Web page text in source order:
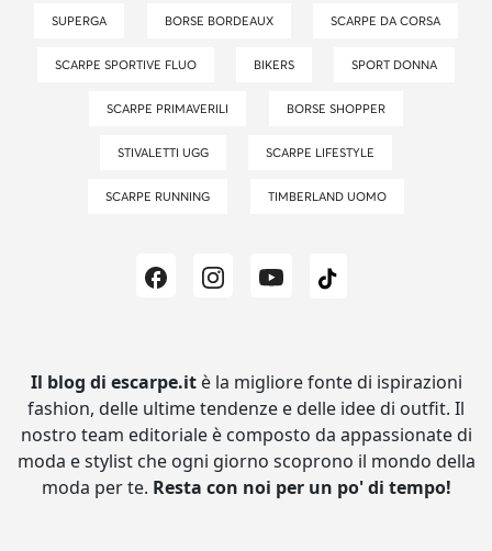
SUPERGA BORSE BORDEAUX SCARPE DA CORSA
SCARPE SPORTIVE FLUO BIKERS SPORT DONNA
SCARPE PRIMAVERILI BORSE SHOPPER
STIVALETTI UGG SCARPE LIFESTYLE
SCARPE RUNNING TIMBERLAND UOMO
Il blog di escarpe.it è la migliore fonte di ispirazioni
fashion, delle ultime tendenze e delle idee di outfit. Il
nostro team editoriale è composto da appassionate di
moda e stylist che ogni giorno scoprono il mondo della
moda per te. Resta con noi per un po' di tempo!